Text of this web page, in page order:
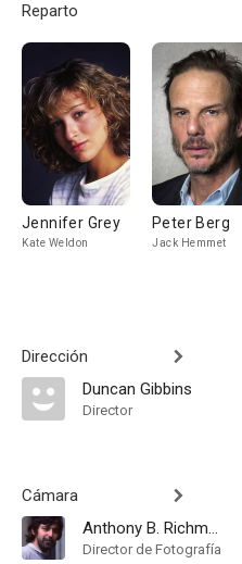
Reparto
Jennifer Grey
Kate Weldon
Peter Berg
Jack Hemmet
Dirección
Duncan Gibbins
Director
Cámara
Anthony B. Richmond
Director de Fotografía